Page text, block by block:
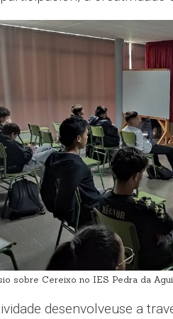
sobre Cereixo no IES Pedra da
desenvolveuse a